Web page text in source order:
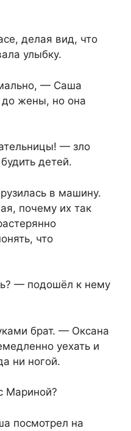
делая вид, что
улыбку.
— Саша
до жены, но она
— зло
детей.
в машину.
почему их так
что
— подошёл к нему
брат. — Оксана
уехать и
ни ногой.
Мариной?
посмотрел на